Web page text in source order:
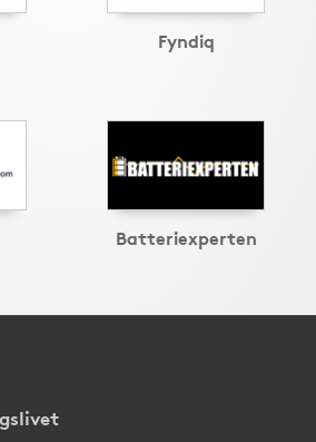
Fyndiq
Batteriexperten